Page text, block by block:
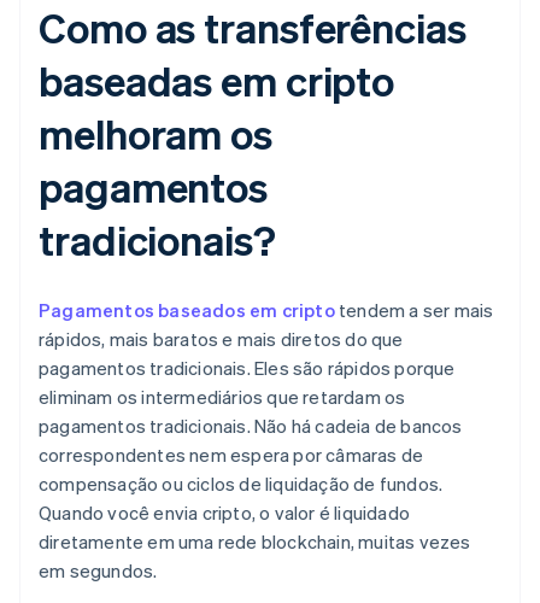
Como as transferências
baseadas em cripto
melhoram os
pagamentos
tradicionais?
Pagamentos baseados em criptotendem a ser mais
rápidos, mais baratos e mais diretos do que
pagamentos tradicionais. Eles são rápidos porque
eliminam os intermediários que retardam os
pagamentos tradicionais. Não há cadeia de bancos
correspondentes nem espera por câmaras de
compensação ou ciclos de liquidação de fundos.
Quando você envia cripto, o valor é liquidado
diretamente em uma rede blockchain, muitas vezes
em segundos.